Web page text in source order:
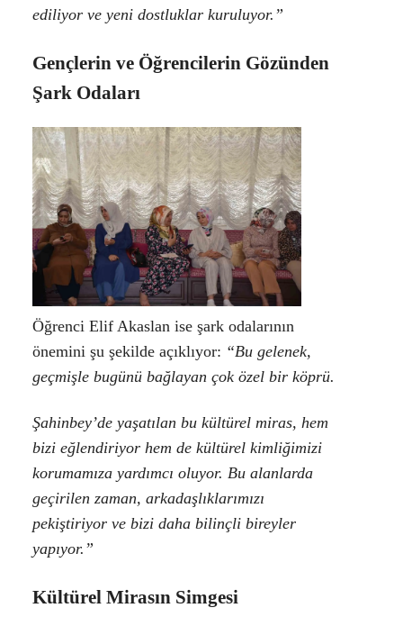
ediliyor ve yeni dostluklar kuruluyor.”
Gençlerin ve Öğrencilerin Gözünden
Şark Odaları
Öğrenci Elif Akaslan ise şark odalarının
önemini şu şekilde açıklıyor: “Bu gelenek,
geçmişle bugünü bağlayan çok özel bir köprü.
Şahinbey’de yaşatılan bu kültürel miras, hem
bizi eğlendiriyor hem de kültürel kimliğimizi
korumamıza yardımcı oluyor. Bu alanlarda
geçirilen zaman, arkadaşlıklarımızı
pekiştiriyor ve bizi daha bilinçli bireyler
yapıyor.”
Kültürel Mirasın Simgesi